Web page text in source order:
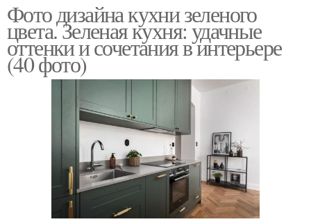
Фото дизайна кухни зеленого
цвета. Зеленая кухня: удачные
оттенки и сочетания в интерьере
(40 фото)